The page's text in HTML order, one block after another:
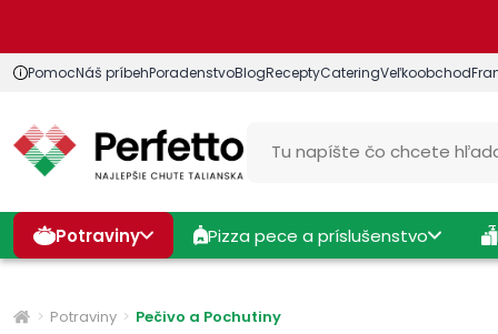
PomocNáš príbehPoradenstvoBlogReceptyCateringVeľkoobchod
Potraviny Pizza pece a príslušenstvo
Potraviny Pečivo a Pochutiny